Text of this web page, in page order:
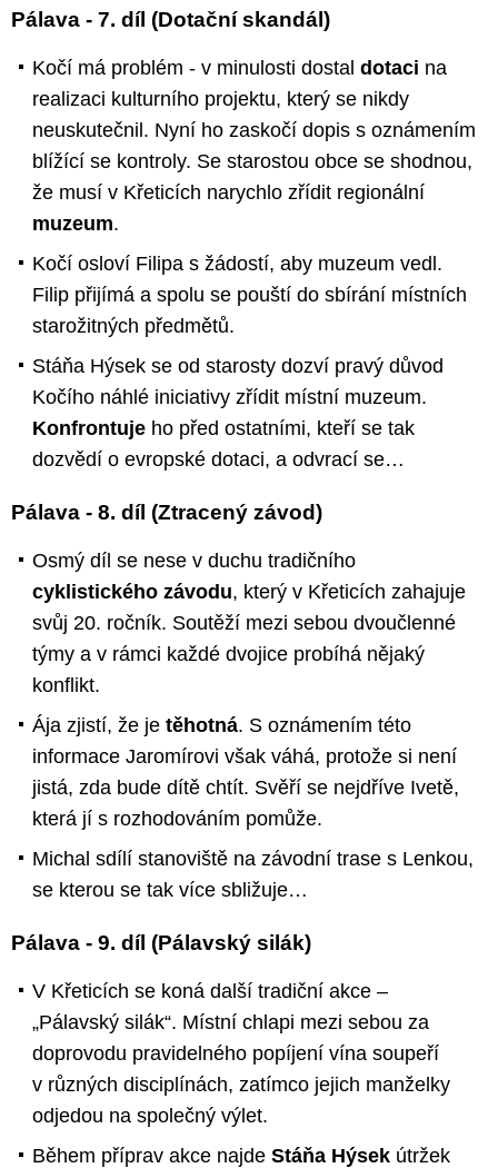
Pálava - 7. díl (Dotační skandál)
Kočí má problém - v minulosti dostal dotaci na
realizaci kulturního projektu, který se nikdy
neuskutečnil. Nyní ho zaskočí dopis s oznámením
blížící se kontroly. Se starostou obce se shodnou,
že musí v Křeticích narychlo zřídit regionální
muzeum.
Kočí osloví Filipa s žádostí, aby muzeum vedl.
Filip přijímá a spolu se pouští do sbírání místních
starožitných předmětů.
Stáňa Hýsek se od starosty dozví pravý důvod
Kočího náhlé iniciativy zřídit místní muzeum.
Konfrontuje ho před ostatními, kteří se tak
dozvědí o evropské dotaci, a odvrací se…
Pálava - 8. díl (Ztracený závod)
Osmý díl se nese v duchu tradičního
cyklistického závodu, který v Křeticích zahajuje
svůj 20. ročník. Soutěží mezi sebou dvoučlenné
týmy a v rámci každé dvojice probíhá nějaký
konflikt.
Ája zjistí, že je těhotná. S oznámením této
informace Jaromírovi však váhá, protože si není
jistá, zda bude dítě chtít. Svěří se nejdříve Ivetě,
která jí s rozhodováním pomůže.
Michal sdílí stanoviště na závodní trase s Lenkou,
se kterou se tak více sbližuje…
Pálava - 9. díl (Pálavský silák)
V Křeticích se koná další tradiční akce –
„Pálavský silák“. Místní chlapi mezi sebou za
doprovodu pravidelného popíjení vína soupeří
v různých disciplínách, zatímco jejich manželky
odjedou na společný výlet.
Během příprav akce najde Stáňa Hýsek útržek